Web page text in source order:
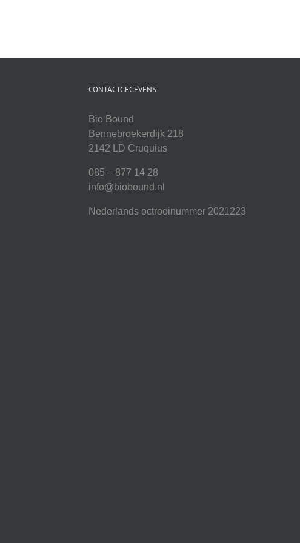
CONTACTGEGEVENS
Bio Bound
Bennebroekerdijk 218
2142 LD Cruquius
085 – 877 14 28
info@biobound.nl
Nederlands octrooinummer 2021223